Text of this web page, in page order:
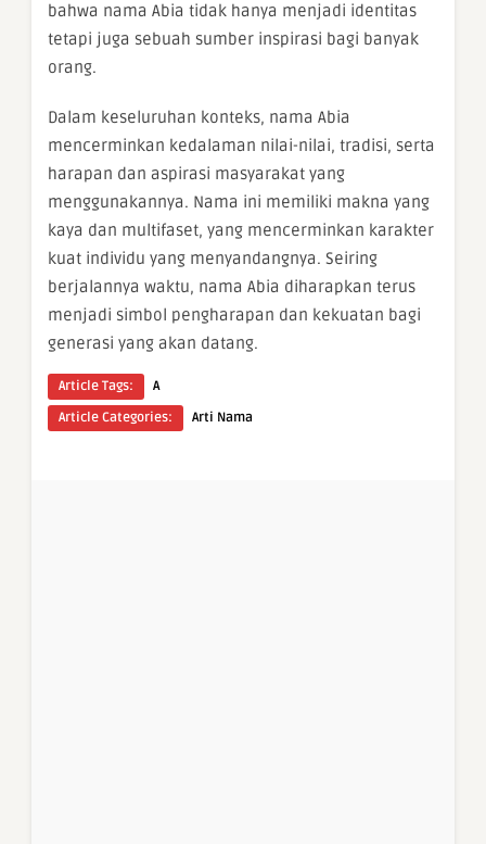
bahwa nama Abia tidak hanya menjadi identitas
tetapi juga sebuah sumber inspirasi bagi banyak
orang.
Dalam keseluruhan konteks, nama Abia
mencerminkan kedalaman nilai-nilai, tradisi, serta
harapan dan aspirasi masyarakat yang
menggunakannya. Nama ini memiliki makna yang
kaya dan multifaset, yang mencerminkan karakter
kuat individu yang menyandangnya. Seiring
berjalannya waktu, nama Abia diharapkan terus
menjadi simbol pengharapan dan kekuatan bagi
generasi yang akan datang.
Article Tags:
A
Article Categories:
Arti Nama